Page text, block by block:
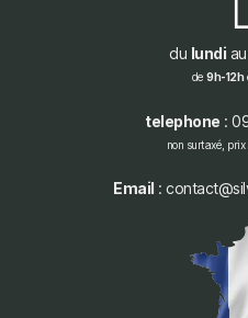
du lundi au
de 9h-12h
telephone :
non surtaxé, prix
Email :